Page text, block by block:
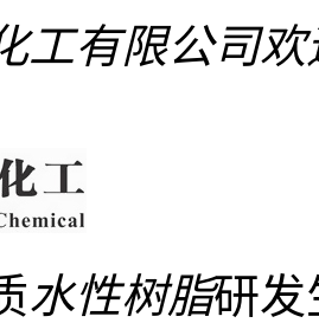
工有限公司欢
水性树脂研发